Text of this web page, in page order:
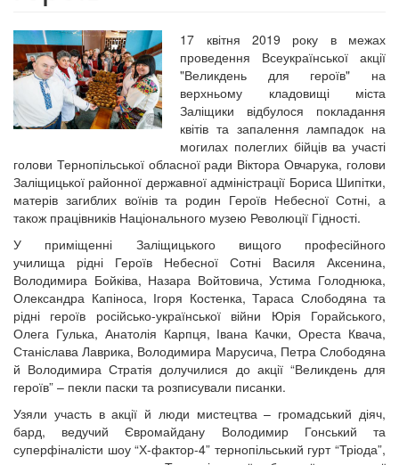
17 квітня 2019 року в межах
проведення Всеукраїнської акції
"Великдень для героїв" на
верхньому кладовищі міста
Заліщики відбулося покладання
квітів та запалення лампадок на
могилах полеглих бійців ва участі
голови Тернопільської обласної ради Віктора Овчарука, голови
Заліщицької районної державної адміністрації Бориса Шипітки,
матерів загиблих воїнів та родин Героїв Небесної Сотні, а
також працівників Національного музею Революції Гідності.
У приміщенні Заліщицького вищого професійного
училища рідні Героїв Небесної Сотні Василя Аксенина,
Володимира Бойківа, Назара Войтовича, Устима Голоднюка,
Олександра Капіноса, Ігоря Костенка, Тараса Слободяна та
рідні героїв російсько-української війни Юрія Горайського,
Олега Гулька, Анатолія Карпця, Івана Качки, Ореста Квача,
Станіслава Лаврика, Володимира Марусича, Петра Слободяна
й Володимира Стратія долучилися до акції “Великдень для
героїв” – пекли паски та розписували писанки.
Узяли участь в акції й люди мистецтва – громадський діяч,
бард, ведучий Євромайдану Володимир Гонський та
суперфіналісти шоу “Х-фактор-4” тернопільський гурт “Тріода”,